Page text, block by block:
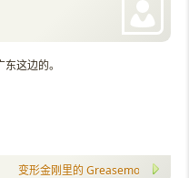
这边的。
变形金刚里的 Greasemonkey